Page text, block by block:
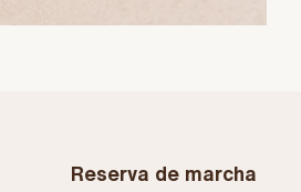
Reserva de marcha